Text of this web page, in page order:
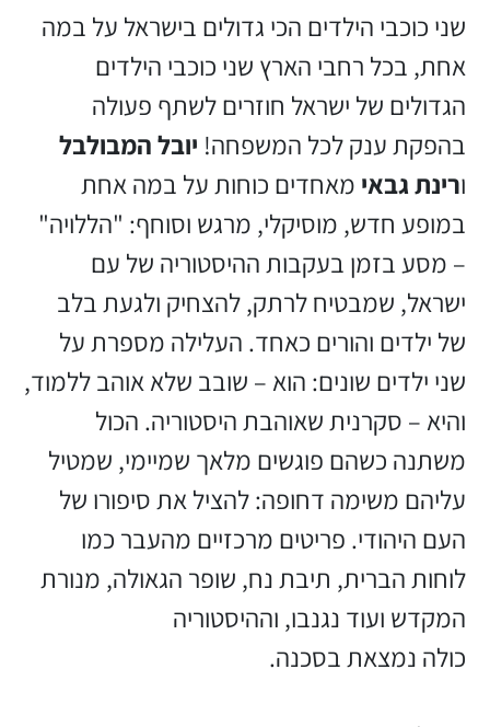
שני כוכבי הילדים הכי גדולים בישראל על במה
אחת, בכל רחבי הארץ שני כוכבי הילדים
הגדולים של ישראל חוזרים לשתף פעולה
בהפקת ענק לכל המשפחה! יובל המבולבל
ורינת גבאי מאחדים כוחות על במה אחת
במופע חדש, מוסיקלי, מרגש וסוחף: "הללויה"
– מסע בזמן בעקבות ההיסטוריה של עם
ישראל, שמבטיח לרתק, להצחיק ולגעת בלב
של ילדים והורים כאחד. העלילה מספרת על
שני ילדים שונים: הוא – שובב שלא אוהב ללמוד,
והיא – סקרנית שאוהבת היסטוריה. הכול
משתנה כשהם פוגשים מלאך שמיימי, שמטיל
עליהם משימה דחופה: להציל את סיפורו של
העם היהודי. פריטים מרכזיים מהעבר כמו
לוחות הברית, תיבת נח, שופר הגאולה, מנורת
המקדש ועוד נגנבו, וההיסטוריה
כולה נמצאת בסכנה.